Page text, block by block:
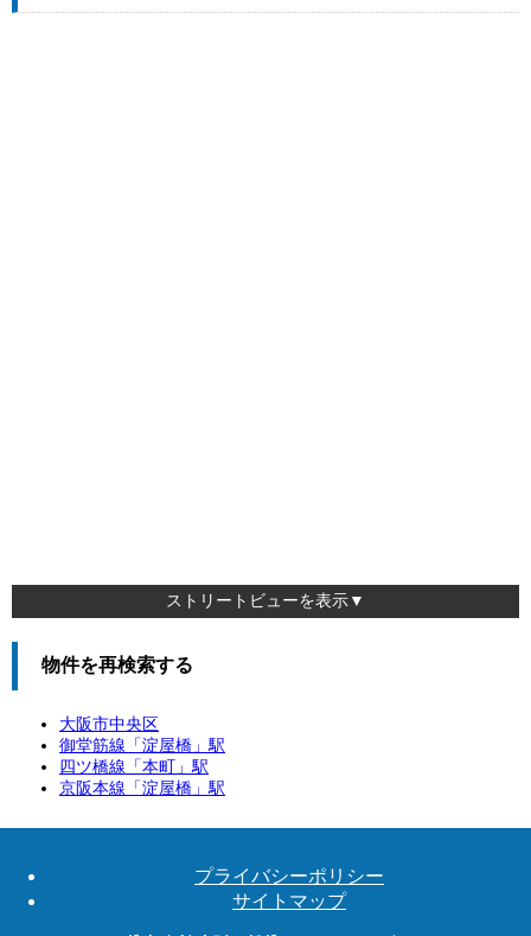
ストリートビューを表示▼
物件を再検索する
大阪市中央区
御堂筋線「 淀屋橋 」駅
四ツ橋線「 本町
」駅
京阪本線「 淀屋橋 」駅
プライバシーポリシー
サイトマップ